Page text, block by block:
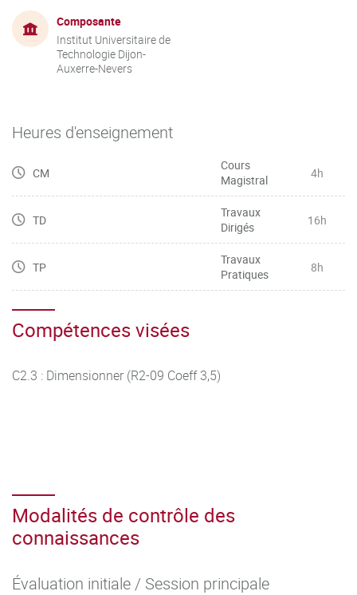
Composante
Institut Universitaire de
Technologie Dijon-
Auxerre-Nevers
Heures d'enseignement
CM
Cours
Magistral
4h
TD
Travaux
Dirigés
16h
TP
Travaux
Pratiques
8h
Compétences visées
C2.3 : Dimensionner (R2-09 Coeff 3,5)
Modalités de contrôle des
connaissances
Évaluation initiale / Session principale